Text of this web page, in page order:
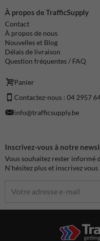
À propos de TrafficSupply
Contact
À propos de nous
Nouvelles et Blog
Délais de livraison
Question fréquentes / FAQ
Panier
Contactez-nous : 04 2957
info@trafficsupply.be
Inscrivez-vous à notre
Vous souhaitez rester informé
N'hésitez plus et inscrivez